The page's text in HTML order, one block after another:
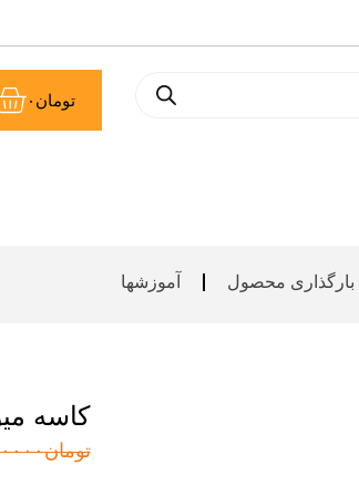
تومان ۰
بارگذاری محصول آموزشها
کاسه
تومان